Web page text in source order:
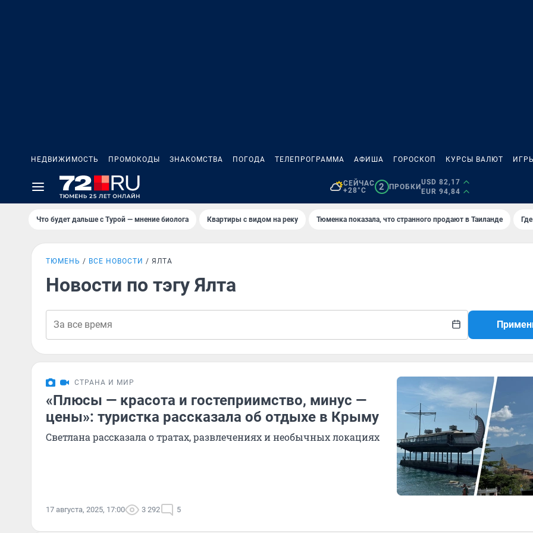
НЕДВИЖИМОСТЬ ПРОМОКОДЫ ЗНАКОМСТВА ПОГОДА ТЕЛЕПРОГРАММА АФИША ГОРОСКОП КУРСЫ ВАЛЮТ
СЕЙЧАС
+28°C
2 ПРОБКИ
USD 82,17
EUR 94,84
Что будет дальше с Турой — мнение биолога Квартиры с видом на реку Тюменка показала, что странного продают в Таиланде
ТЮМЕНЬ ВСЕ НОВОСТИ ЯЛТА
Новости по тэгу Ялта
СТРАНА И МИР
«Плюсы — красота и гостеприимство, минус —
цены»: туристка рассказала об отдыхе в Крыму
Светлана рассказала о тратах, развлечениях и необычных локациях
17 августа, 2025, 17:00 3 292 5